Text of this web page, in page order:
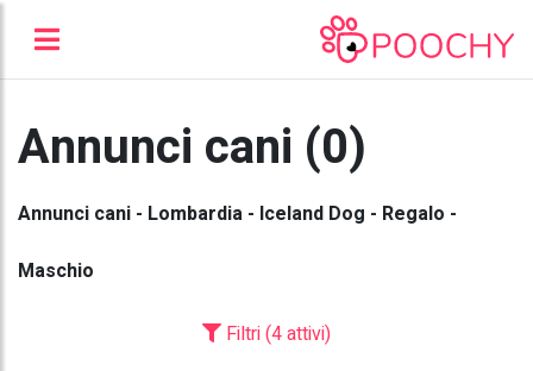
Annunci cani (0)
Annunci cani - Lombardia - Iceland Dog - Regalo -
Maschio
Filtri (4 attivi)